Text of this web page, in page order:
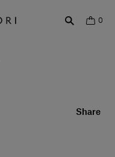
0
Share